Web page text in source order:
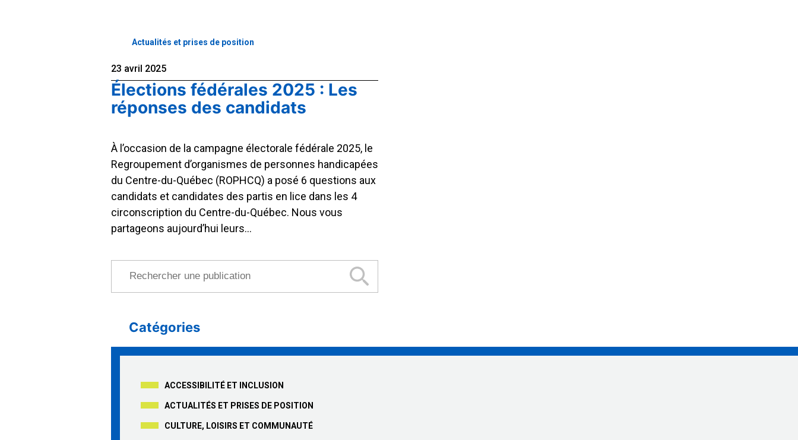
Actualités et prises de position
23 avril 2025
Élections fédérales 2025 : Les
réponses des candidats
À l’occasion de la campagne électorale fédérale 2025, le
Regroupement d’organismes de personnes handicapées
du Centre-du-Québec (ROPHCQ) a posé 6 questions aux
candidats et candidates des partis en lice dans les 4
circonscription du Centre-du-Québec. Nous vous
partageons aujourd’hui leurs…
Catégories
ACCESSIBILITÉ ET INCLUSION
ACTUALITÉS ET PRISES DE POSITION
CULTURE, LOISIRS ET COMMUNAUTÉ